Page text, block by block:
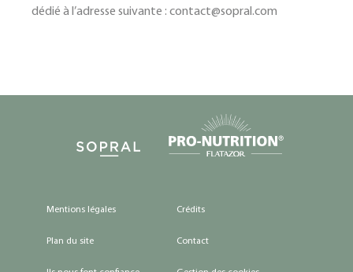
dédié à l’adresse suivante : contact@sopral.com
Mentions légales Crédits
Plan du site Contact